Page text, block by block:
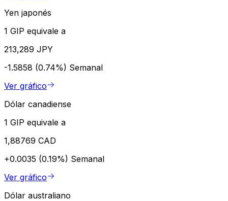
Yen japonés
1 GIP equivale a
213,289 JPY
-1.5858 (0.74%) Semanal
Ver gráfico
Dólar canadiense
1 GIP equivale a
1,88769 CAD
+0.0035 (0.19%) Semanal
Ver gráfico
Dólar australiano